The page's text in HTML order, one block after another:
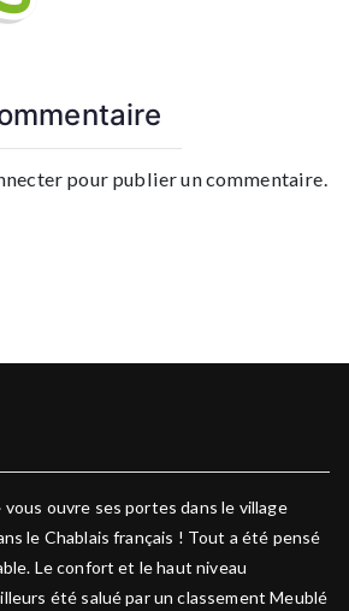
pour publier un commentaire.
vous ouvre ses portes dans le village
le Chablais français ! Tout a été pensé
Le confort et le haut niveau
été salué par un classement Meublé